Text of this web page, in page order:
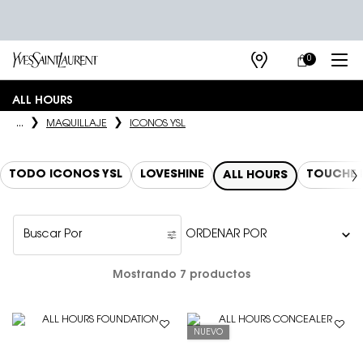
TIENDAS
MI
CARRITO
0
0 PRODUCTO
ALL HOURS
... MAQUILLAJE ICONOS YSL
TODO ICONOS YSL LOVESHINE ALL HOURS TOUCHE
Buscar Por
Filters menu
Mostrando 7 productos
NUEVO